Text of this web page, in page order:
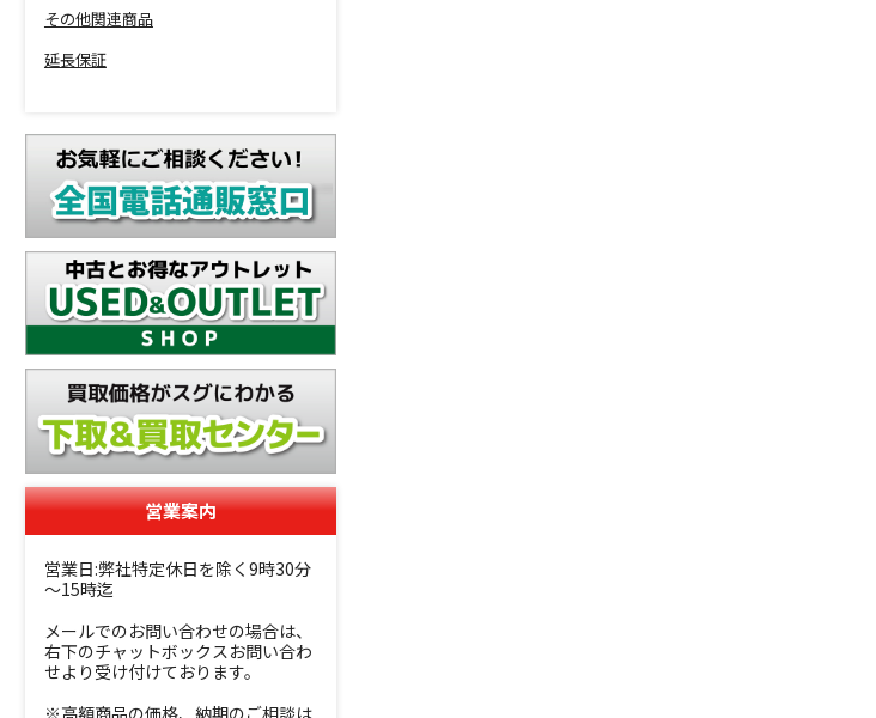
その他関連商品
延長保証
営業案内
営業日:弊社特定休日を除く9時30分
～15時迄
メールでのお問い合わせの場合は、
右下のチャットボックスお問い合わ
せより受け付けております。
※高額商品の価格、納期のご相談は